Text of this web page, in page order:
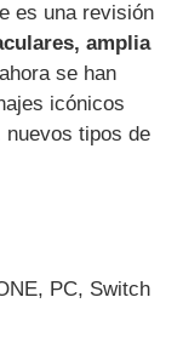
es una revisión
amplia
se han
icónicos
nuevos tipos de
PC, Switch